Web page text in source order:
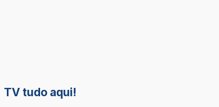
TV tudo aqui!